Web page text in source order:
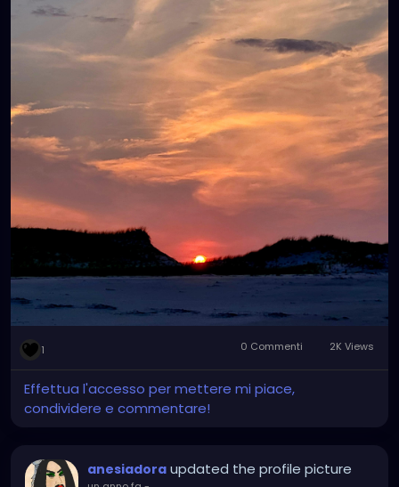
1 0 Commenti 2K Views
Effettua l'accesso per mettere mi piace,
condividere e commentare!
anesiadora updated the profile picture